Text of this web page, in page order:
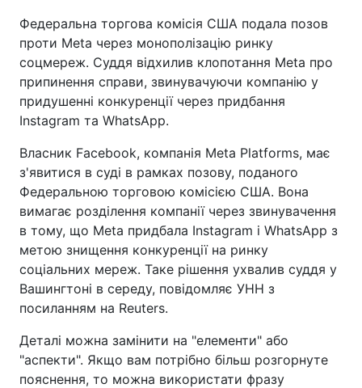
Федеральна торгова комісія США подала позов
проти Meta через монополізацію ринку
соцмереж. Суддя відхилив клопотання Meta про
припинення справи, звинувачуючи компанію у
придушенні конкуренції через придбання
Instagram та WhatsApp.
Власник Facebook, компанія Meta Platforms, має
з'явитися в суді в рамках позову, поданого
Федеральною торговою комісією США. Вона
вимагає розділення компанії через звинувачення
в тому, що Meta придбала Instagram і WhatsApp з
метою знищення конкуренції на ринку
соціальних мереж. Таке рішення ухвалив суддя у
Вашингтоні в середу, повідомляє УНН з
посиланням на Reuters.
Деталі можна замінити на "елементи" або
"аспекти". Якщо вам потрібно більш розгорнуте
пояснення, то можна використати фразу